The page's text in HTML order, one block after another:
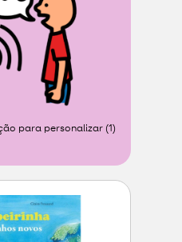
para personalizar (1)